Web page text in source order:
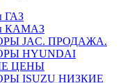
ГАЗ
КАМАЗ
JAC. ПРОДАЖА.
HYUNDAI
ЦЕНЫ
ISUZU НИЗКИЕ